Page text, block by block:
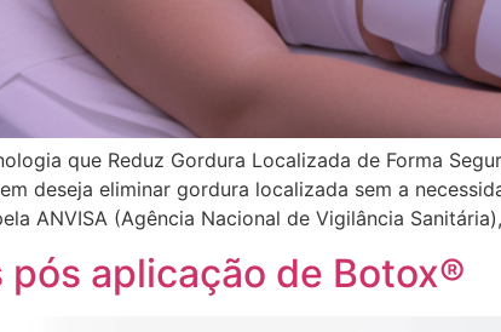
que Reduz Gordura Localizada de Forma
deseja eliminar gordura localizada sem a
ANVISA (Agência Nacional de Vigilância
pós aplicação de Botox®